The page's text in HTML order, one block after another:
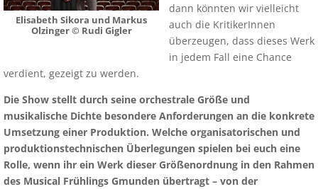
Elisabeth Sikora und Markus
Olzinger © Rudi Gigler
dann könnten wir vielleicht
auch die KritikerInnen
überzeugen, dass dieses Werk
in jedem Fall eine Chance
verdient, gezeigt zu werden.
Die Show stellt durch seine orchestrale Größe und
musikalische Dichte besondere Anforderungen an die konkrete
Umsetzung einer Produktion. Welche organisatorischen und
produktionstechnischen Überlegungen spielen bei euch eine
Rolle, wenn ihr ein Werk dieser Größenordnung in den Rahmen
des Musical Frühlings Gmunden übertragt – von der